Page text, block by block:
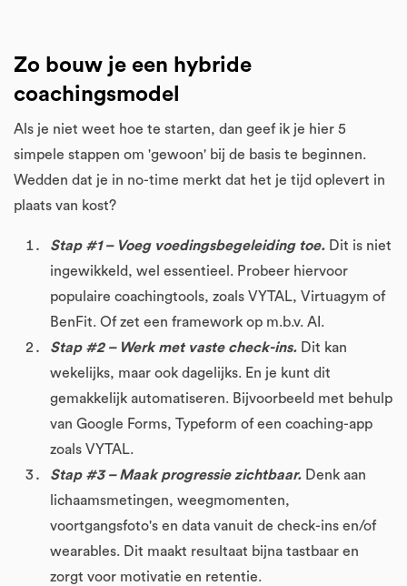
Zo bouw je een hybride
coachingsmodel
Als je niet weet hoe te starten, dan geef ik je hier 5
simpele stappen om 'gewoon' bij de basis te beginnen.
Wedden dat je in no-time merkt dat het je tijd oplevert in
plaats van kost?
Stap #1 – Voeg voedingsbegeleiding toe. Dit is niet
ingewikkeld, wel essentieel. Probeer hiervoor
populaire coachingtools, zoals VYTAL, Virtuagym of
BenFit. Of zet een framework op m.b.v. AI.
Stap #2 – Werk met vaste check-ins. Dit kan
wekelijks, maar ook dagelijks. En je kunt dit
gemakkelijk automatiseren. Bijvoorbeeld met behulp
van Google Forms, Typeform of een coaching-app
zoals VYTAL.
Stap #3 – Maak progressie zichtbaar. Denk aan
lichaamsmetingen, weegmomenten,
voortgangsfoto's en data vanuit de check-ins en/of
wearables. Dit maakt resultaat bijna tastbaar en
zorgt voor motivatie en retentie.